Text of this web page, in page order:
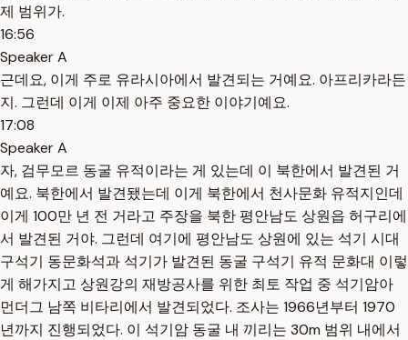
제 범위가.
16:56
Speaker A
근데요, 이게 주로 유라시아에서 발견되는 거예요. 아프리카라든
지. 그런데 이게 이제 아주 중요한 이야기예요.
17:08
Speaker A
자, 검무모르 동굴 유적이라는 게 있는데 이 북한에서 발견된 거
예요. 북한에서 발견됐는데 이게 북한에서 천사문화 유적지인데
이게 100만 년 전 거라고 주장을 북한 평안남도 상원읍 허구리에
서 발견된 거야. 그런데 여기에 평안남도 상원에 있는 석기 시대
구석기 동문화석과 석기가 발견된 동굴 구석기 유적 문화대 이렇
게 해가지고 상원강의 재방공사를 위한 최토 작업 중 석기암아
먼더그 남쪽 비타리에서 발견되었다. 조사는 1966년부터 1970
년까지 진행되었다. 이 석기암 동굴 내 끼리는 30m 범위 내에서